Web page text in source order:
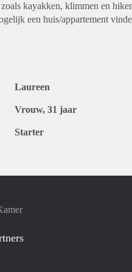
kayakken, klimmen en
een huis/appartement
Laureen
Vrouw, 31 jaar
Starter